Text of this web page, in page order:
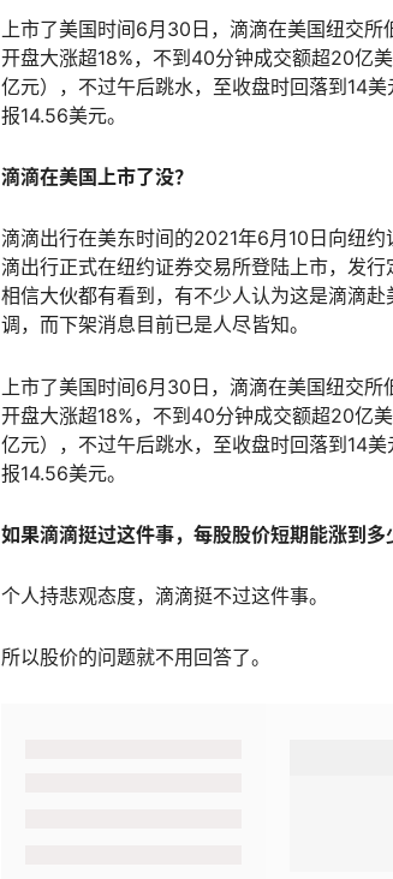
上市了美国时间6月30日，滴滴在美国纽交所
开盘大涨超18%，不到40分钟成交额超20亿
亿元），不过午后跳水，至收盘时回落到14
报14.56美元。
滴滴在美国上市了没？
滴滴出行在美东时间的2021年6月10日向纽
滴出行正式在纽约证券交易所登陆上市，发
相信大伙都有看到，有不少人认为这是滴滴
调，而下架消息目前已是人尽皆知。
上市了美国时间6月30日，滴滴在美国纽交所
开盘大涨超18%，不到40分钟成交额超20亿
亿元），不过午后跳水，至收盘时回落到14
报14.56美元。
如果滴滴挺过这件事，每股股价短期能涨到
个人持悲观态度，滴滴挺不过这件事。
所以股价的问题就不用回答了。